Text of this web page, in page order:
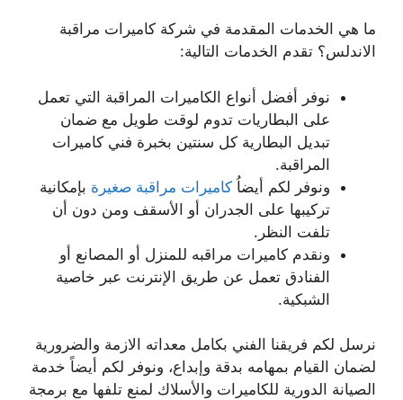
ما هي الخدمات المقدمة في شركة كاميرات مراقبة
الاندلس؟ تقدم الخدمات التالية:
نوفر أفضل أنواع الكاميرات المراقبة التي تعمل
على البطاريات تدوم لوقت طويل مع ضمان
تبديل البطارية كل سنتين بخبرة فني كاميرات
المراقبة.
ونوفر لكم أيضاُ كاميرات مراقبة صغيرة بإمكانية
تركيبها على الجدران أو الأسقف ومن دون أن
تلفت النظر.
ونقدم كاميرات مراقبه للمنزل أو المصانع أو
الفنادق تعمل عن طريق الإنترنت عبر خاصية
الشبكية.
نرسل لكم فريقنا الفني بكامل معداته الازمة والضرورية
لضمان القيام بمهامه بدقة وإبداع، ونوفر لكم أيضاً خدمة
الصيانة الدورية للكاميرات والأسلاك لمنع تلفها مع برمجة